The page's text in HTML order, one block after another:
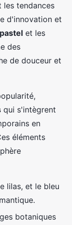
les tendances
d'innovation et
et les
des
de douceur et
qui s'intègrent
en
éléments
lilas, et le bleu
botaniques